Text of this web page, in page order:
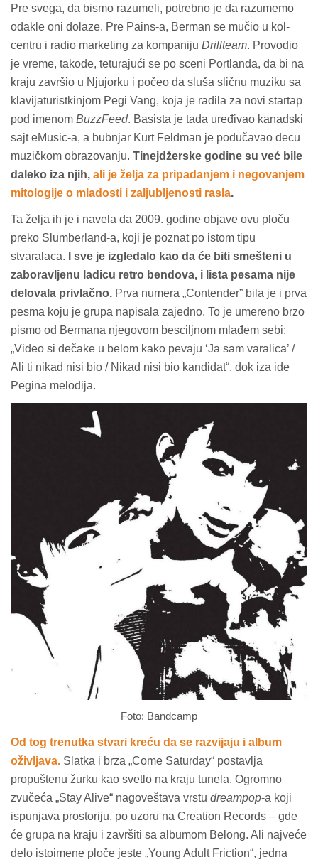
Pre svega, da bismo razumeli, potrebno je da razumemo
odakle oni dolaze. Pre Pains-a, Berman se mučio u kol-
centru i radio marketing za kompaniju Drillteam. Provodio
je vreme, takođe, teturajući se po sceni Portlanda, da bi na
kraju završio u Njujorku i počeo da sluša sličnu muziku sa
klavijaturistkinjom Pegi Vang, koja je radila za novi startap
pod imenom BuzzFeed. Basista je tada uređivao kanadski
sajt eMusic-a, a bubnjar Kurt Feldman je podučavao decu
muzičkom obrazovanju. Tinejdžerske godine su već bile
daleko iza njih, ali je želja za pripadanjem i negovanjem
mitologije o mladosti i zaljubljenosti rasla.
Ta želja ih je i navela da 2009. godine objave ovu ploču
preko Slumberland-a, koji je poznat po istom tipu
stvaralaca. I sve je izgledalo kao da će biti smešteni u
zaboravljenu ladicu retro bendova, i lista pesama nije
delovala privlačno. Prva numera „Contender” bila je i prva
pesma koju je grupa napisala zajedno. To je umereno brzo
pismo od Bermana njegovom besciljnom mlađem sebi:
„Video si dečake u belom kako pevaju ‘Ja sam varalica’ /
Ali ti nikad nisi bio / Nikad nisi bio kandidat“, dok iza ide
Pegina melodija.
Foto: Bandcamp
Od tog trenutka stvari kreću da se razvijaju i album
oživljava. Slatka i brza „Come Saturday“ postavlja
propuštenu žurku kao svetlo na kraju tunela. Ogromno
zvučeća „Stay Alive“ nagoveštava vrstu dreampop-a koji
ispunjava prostoriju, po uzoru na Creation Records – gde
će grupa na kraju i završiti sa albumom Belong. Ali najveće
delo istoimene ploče jeste „Young Adult Friction“, jedna